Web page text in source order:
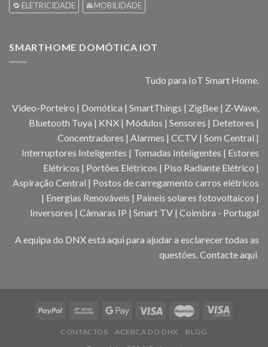
🔁 ELETRICIDADE
🚘 MOBILIDADE
SMARTHOME DOMÓTICA IOT
Tudo para IoT Smart Home.
Video-Porteiro | Domótica | SmartThings | ZigBee | Z-Wave,
Bluetooth Tuya | KNX | Módulos | Sensores | Detetores |
Concentradores | Alarmes | CCTV | Som Central |
Interruptores Inteligentes | Tomadas Inteligentes | Estores
Elétricos | Portões Elétricos | Piso Radiante Elétrico |
Aspiração Central | Postos de carregamento carros elétricos
| Energias Renováveis | Paineis solares fotovoltaicos |
Inversores | Câmaras IP | Smart TV | Coimbra - Portugal
A equipa do DNX está aqui para ajudar a esclarecer todas as
questões.Contacte aqui
CONTACTOS ACERCA DO DNX BLOG